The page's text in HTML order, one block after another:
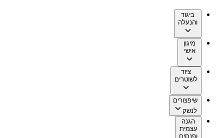
ביגוד
והנעלה
מיגון
אישי
ציוד
לשוטרים
שיפצורים
לנשק
הגנה
עצמית
ופנסים